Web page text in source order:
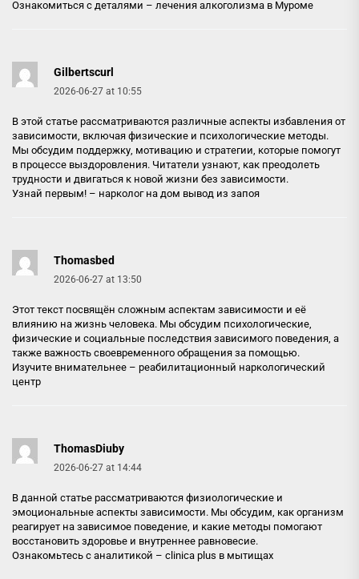
Ознакомиться с деталями – лечения алкоголизма в Муроме
Gilbertscurl
2026-06-27 at 10:55
В этой статье рассматриваются различные аспекты избавления от
зависимости, включая физические и психологические методы.
Мы обсудим поддержку, мотивацию и стратегии, которые помогут
в процессе выздоровления. Читатели узнают, как преодолеть
трудности и двигаться к новой жизни без зависимости.
Узнай первым! – нарколог на дом вывод из запоя
Thomasbed
2026-06-27 at 13:50
Этот текст посвящён сложным аспектам зависимости и её
влиянию на жизнь человека. Мы обсудим психологические,
физические и социальные последствия зависимого поведения, а
также важность своевременного обращения за помощью.
Изучите внимательнее – реабилитационный наркологический
центр
ThomasDiuby
2026-06-27 at 14:44
В данной статье рассматриваются физиологические и
эмоциональные аспекты зависимости. Мы обсудим, как организм
реагирует на зависимое поведение, и какие методы помогают
восстановить здоровье и внутреннее равновесие.
Ознакомьтесь с аналитикой – clinica plus в мытищах